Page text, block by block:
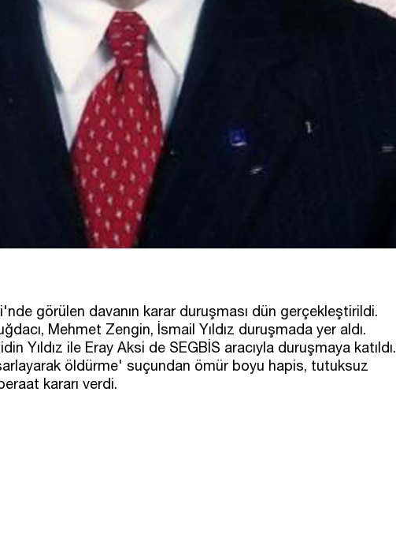
görülen davanın karar duruşması dün gerçekleştirildi.
Mehmet Zengin, İsmail Yıldız duruşmada yer aldı.
Yıldız ile Eray Aksi de SEGBİS aracıyla duruşmaya katıldı.
öldürme' suçundan ömür boyu hapis, tutuksuz
kararı verdi.